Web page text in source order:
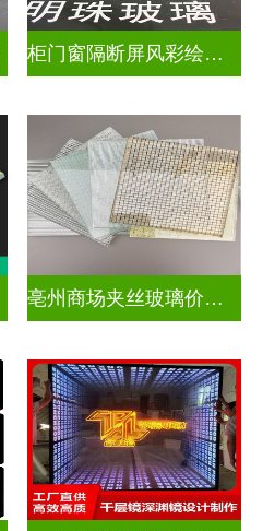
柜门窗隔断屏风彩绘压花玻璃
亳州商场夹丝玻璃价钱是多少